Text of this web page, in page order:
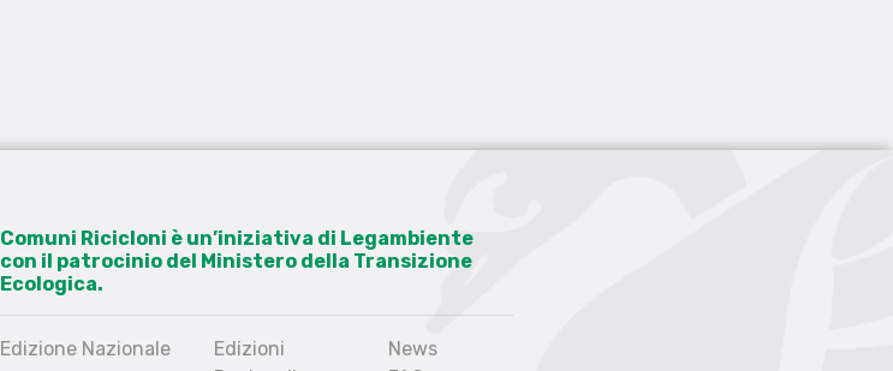
Comuni Ricicloni è un’iniziativa di Legambiente
con il patrocinio del Ministero della Transizione
Ecologica.
Edizione Nazionale
Edizioni
News